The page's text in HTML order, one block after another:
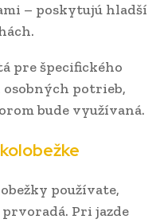
– poskytujú hladší
pre špecifického
osobných potrieb,
bude využívaná.
používate,
Pri jazde